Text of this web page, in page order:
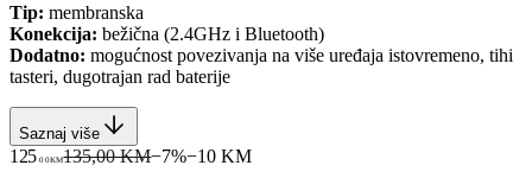
Tip: membranska
Konekcija: bežična (2.4GHz i Bluetooth)
Dodatno: mogućnost povezivanja na više uređaja istovremeno, tihi
tasteri, dugotrajan rad baterije
Saznaj više
125 00KM135,00 KM−7%−10 KM